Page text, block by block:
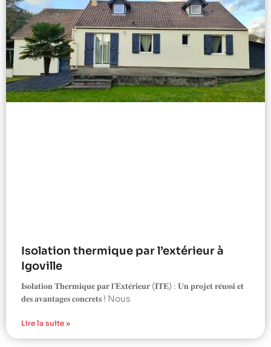
Isolation thermique par l’extérieur à
Igoville
𝐈𝐬𝐨𝐥𝐚𝐭𝐢𝐨𝐧 𝐓𝐡𝐞𝐫𝐦𝐢𝐪𝐮𝐞 𝐩𝐚𝐫 𝐥’𝐄𝐱𝐭𝐞́𝐫𝐢𝐞𝐮𝐫 (𝐈𝐓𝐄) : 𝐔𝐧 𝐩𝐫𝐨𝐣𝐞𝐭 𝐫𝐞́𝐮𝐬𝐬𝐢 𝐞𝐭
𝐝𝐞𝐬 𝐚𝐯𝐚𝐧𝐭𝐚𝐠𝐞𝐬 𝐜𝐨𝐧𝐜𝐫𝐞𝐭𝐬 ! Nous
Lire la suite »